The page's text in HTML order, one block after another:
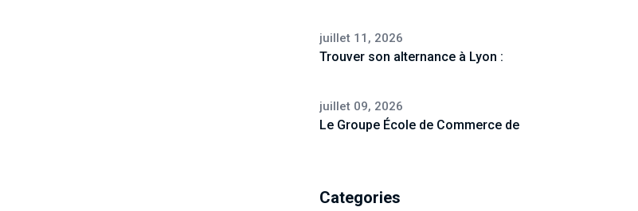
juillet 11, 2026
Trouver son alternance à Lyon :
juillet 09, 2026
Le Groupe École de Commerce de
Categories